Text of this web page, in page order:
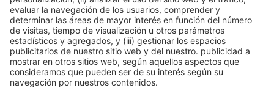
Información generalAviso legalPolítica de privacidad